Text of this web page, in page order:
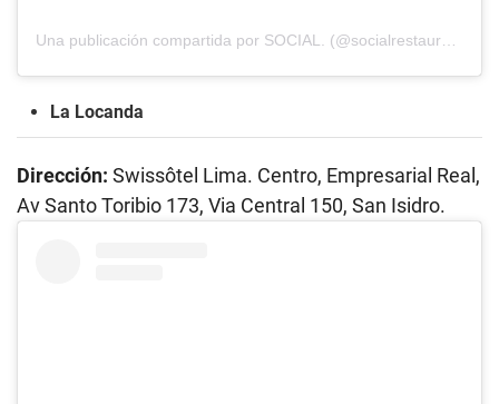
La Locanda
Dirección: Swissôtel Lima. Centro, Empresarial Real,
Av Santo Toribio 173, Via Central 150, San Isidro.